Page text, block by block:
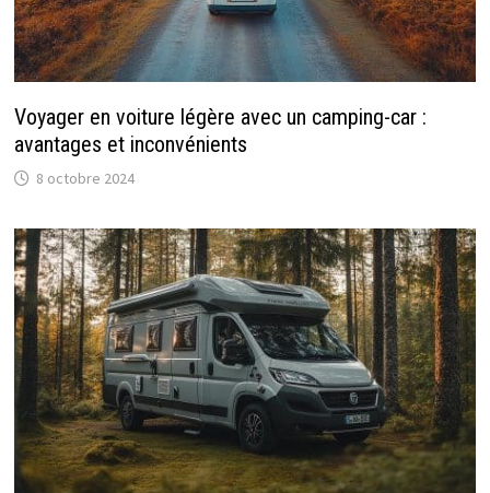
Voyager en voiture légère avec un camping-car :
avantages et inconvénients
8 octobre 2024